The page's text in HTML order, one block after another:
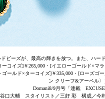
ビーズが、最高の輝きを放つ。また、ハー
コイズ]￥265,000・[イエローゴールド×マ
ールド×ターコイズ]￥335,000・[ローズゴ
ン クリーフ&アーペル〉
Domani8/9月号「連載
口大輔 スタイリスト／三好 彩 構成／今